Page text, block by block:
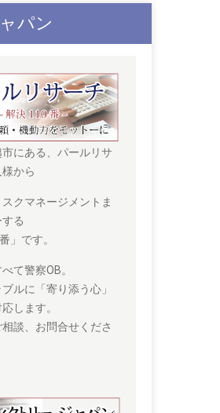
パン
にある、パールリサ
から
クマネージメントま
る
」です。
て警察OB。
ルに「寄り添う心」
します。
談、お問合せくださ